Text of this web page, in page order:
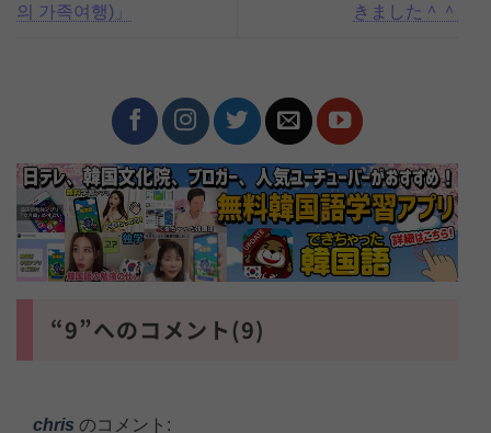
의 가족여행)」
きました＾＾
“9”へのコメント(9)
chris のコメント: